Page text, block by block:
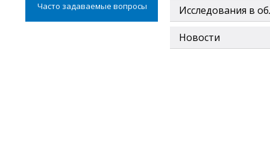
Часто задаваемые вопросы Исследования в
Новости